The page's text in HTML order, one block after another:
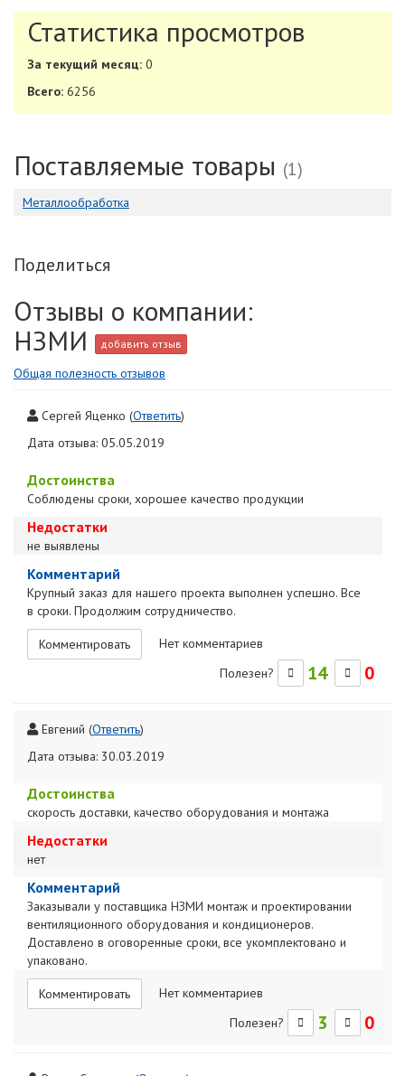
Статистика просмотров
За текущий месяц: 0
Всего: 6256
Поставляемые товары (1)
Металлообработка
Поделиться
Отзывы о компании:
НЗМИ
добавить отзыв
Общая полезность отзывов
Сергей Яценко (Ответить)
Дата отзыва: 05.05.2019
Достоинства
Соблюдены сроки, хорошее качество продукции
Недостатки
не выявлены
Комментарий
Крупный заказ для нашего проекта выполнен успешно. Все
в сроки. Продолжим сотрудничество.
Комментировать
Нет комментариев
Полезен?
14 0
Евгений (Ответить)
Дата отзыва: 30.03.2019
Достоинства
скорость доставки, качество оборудования и монтажа
Недостатки
нет
Комментарий
Заказывали у поставщика НЗМИ монтаж и проектировании
вентиляционного оборудования и кондиционеров.
Доставлено в оговоренные сроки, все укомплектовано и
упаковано.
Комментировать
Нет комментариев
Полезен?
3 0